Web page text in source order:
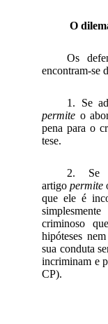
O
Os
encontram-se
1. Se
permite o
pena para o
tese.
2. Se
artigo permite
que ele é
criminoso
hipóteses
sua conduta
incriminam e
CP).